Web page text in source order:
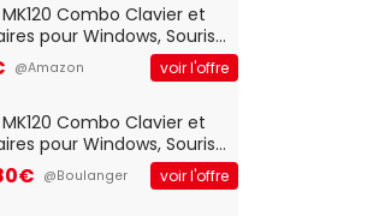
Combo Clavier et
pour Windows, Souris
Connexion USB Plug
Confortable, Taille
- Noir
@Amazon voir l'offre
Combo Clavier et
pour Windows, Souris
Connexion USB Plug
Confortable, Taille
@Boulanger voir l'offre